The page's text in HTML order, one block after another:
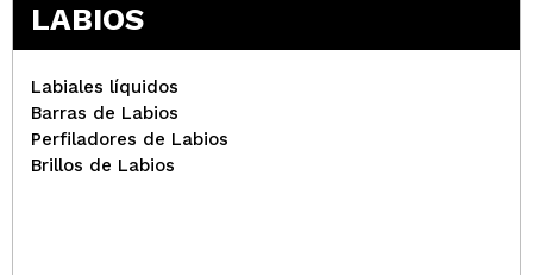
LABIOS
Labiales líquidos
Barras de Labios
Perfiladores de Labios
Brillos de Labios